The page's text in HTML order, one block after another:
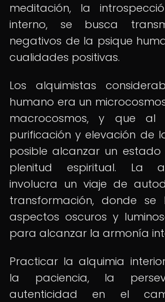
meditación, la
interno, se busca
negativos de la psique
cualidades positivas.
Los alquimistas
humano era un
macrocosmos, y que
purificación y elevación de
posible alcanzar un estado
plenitud espiritual. La
involucra un viaje de
transformación, donde se
aspectos oscuros y
para alcanzar la armonía
Practicar la alquimia
la paciencia, la
autenticidad en el